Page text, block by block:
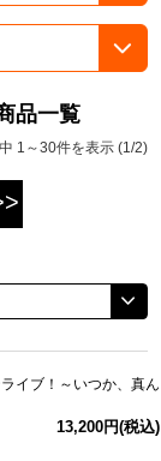
品一覧
1～30件を表示 (1/2)
イブ！～いつか、真ん
13,200円(税込)